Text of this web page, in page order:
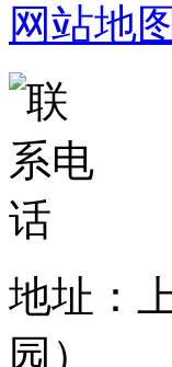
网站地图
地址：
园）